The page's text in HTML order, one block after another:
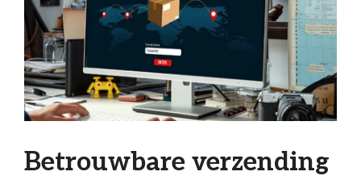
Betrouwbare verzending